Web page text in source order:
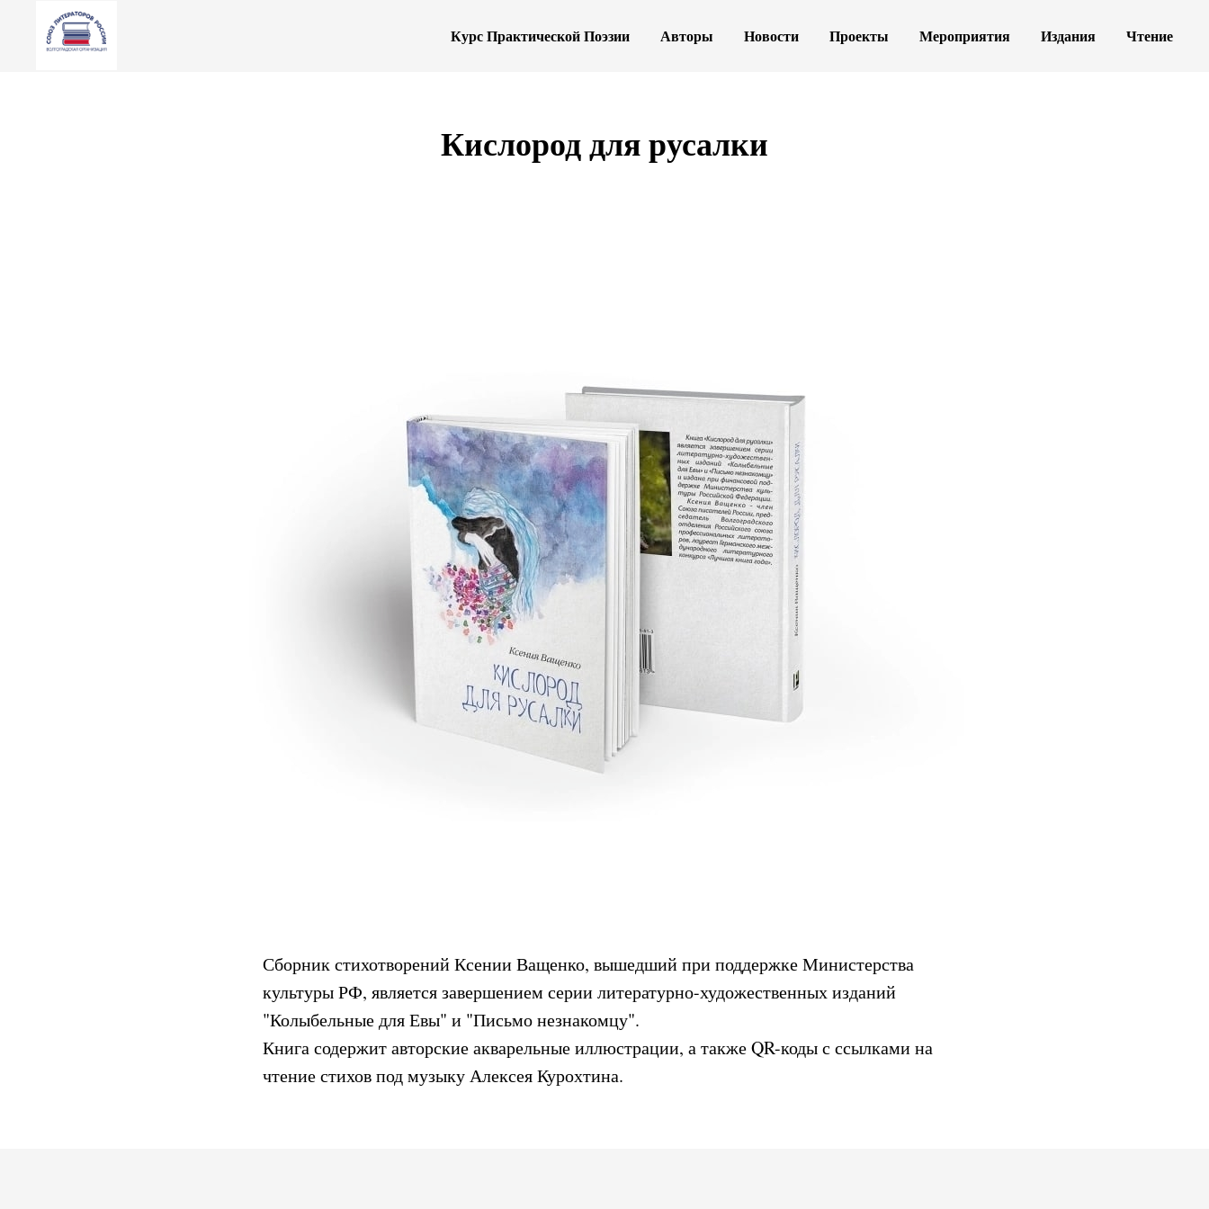
Курс Практической Поэзии Авторы Новости Проекты Мероприятия Издания Чтение
Кислород для русалки
Сборник стихотворений Ксении Ващенко, вышедший при поддержке Министерства
культуры РФ, является завершением серии литературно-художественных изданий
"Колыбельные для Евы" и "Письмо незнакомцу".
Книга содержит авторские акварельные иллюстрации, а также QR-коды с ссылками на
чтение стихов под музыку Алексея Курохтина.